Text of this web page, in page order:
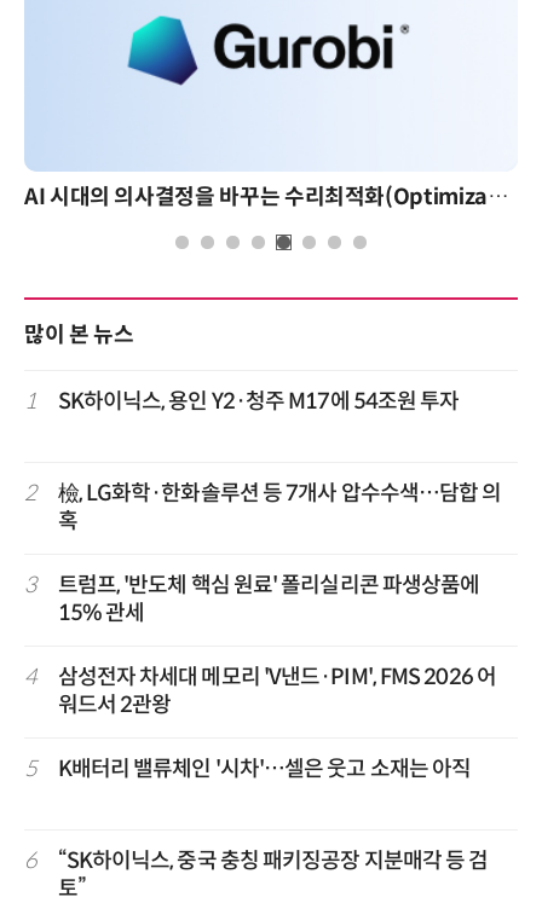
AI 시대의 의사결정을 바꾸는 수리최적화(Optimization): 실제 산업 적용 사례와 활용 전략
많이 본 뉴스
1 SK하이닉스, 용인 Y2·청주 M17에 54조원 투자
2
檢, LG화학·한화솔루션 등 7개사 압수수색…담합 의
혹
3
트럼프, '반도체 핵심 원료' 폴리실리콘 파생상품에
15% 관세
4
삼성전자 차세대 메모리 'V낸드·PIM', FMS 2026 어
워드서 2관왕
5 K배터리 밸류체인 '시차'…셀은 웃고 소재는 아직
6
“SK하이닉스, 중국 충칭 패키징공장 지분매각 등 검
토”